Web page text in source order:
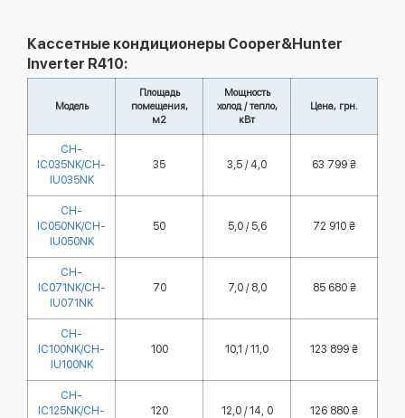
Кассетные кондиционеры Cooper&Hunter
Inverter R410:
Модель
Площадь
помещения,
м2
Мощность
холод / тепло,
кВт
Цена, грн.
CH-
IC035NK/CH-
IU035NK
35 3,5 / 4,0 63 799 ₴
CH-
IC050NK/CH-
IU050NK
50 5,0 / 5,6 72 910 ₴
CH-
IC071NK/CH-
IU071NK
70 7,0 / 8,0 85 680 ₴
CH-
IC100NK/CH-
IU100NK
100 10,1 / 11,0 123 899 ₴
CH-
IC125NK/CH-
120 12,0 / 14, 0 126 880 ₴